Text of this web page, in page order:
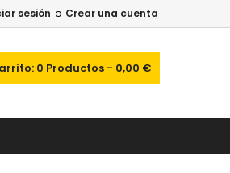
sesión o Crear una cuenta
0 Productos - 0,00 €